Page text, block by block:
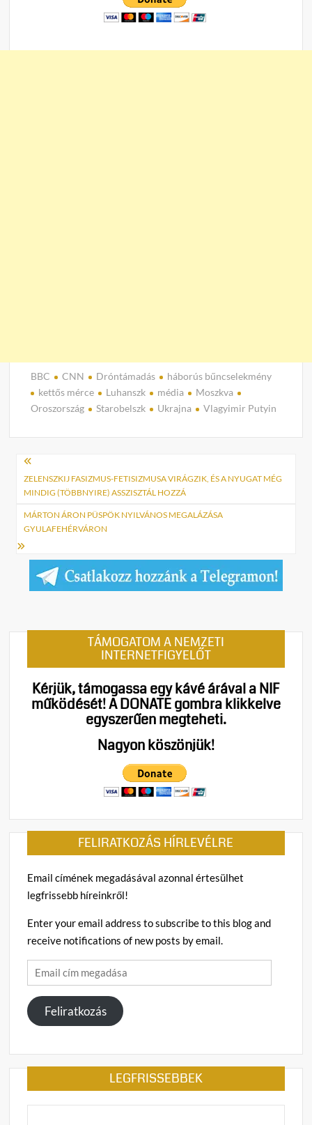
BBC CNN Dróntámadás
háborús bűncselekmény
kettős mérce
Luhanszk média
Moszkva
Oroszország
Starobelszk Ukrajna Vlagyimir Putyin
Bejegyzés
navigáció
ZELENSZKIJ FASIZMUS-FETISIZMUSA VIRÁGZIK, ÉS A NYUGAT MÉG
MINDIG (TÖBBNYIRE) ASSZISZTÁL HOZZÁ
MÁRTON ÁRON PÜSPÖK NYILVÁNOS MEGALÁZÁSA
GYULAFEHÉRVÁRON
TÁMOGATOM A NEMZETI
INTERNETFIGYELŐT
Kérjük, támogassa egy kávé árával a NIF
működését!A DONATE gombra klikkelve
egyszerűen megteheti.
Nagyon köszönjük!
FELIRATKOZÁS HÍRLEVÉLRE
Email címének megadásával azonnal értesülhet
legfrissebb híreinkről!
Enter your email address to subscribe to this blog and
receive notifications of new posts by email.
Email
cím
megadása
Feliratkozás
LEGFRISSEBBEK